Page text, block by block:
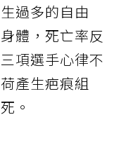
過多的自由
體，死亡率反
項選手心律不
產生疤痕組
。